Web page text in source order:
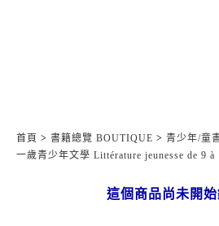
首頁 > 書籍總覽 BOUTIQUE > 青少年/童
一歲青少年文學 Littérature jeunesse de 9 à
這個商品尚未開始